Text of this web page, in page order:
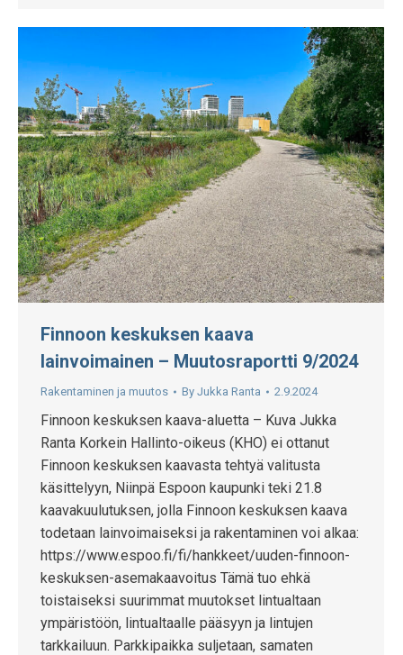
Finnoon keskuksen kaava
lainvoimainen – Muutosraportti 9/2024
Rakentaminen ja muutos By Jukka Ranta 2.9.2024
Finnoon keskuksen kaava-aluetta – Kuva Jukka
Ranta Korkein Hallinto-oikeus (KHO) ei ottanut
Finnoon keskuksen kaavasta tehtyä valitusta
käsittelyyn, Niinpä Espoon kaupunki teki 21.8
kaavakuulutuksen, jolla Finnoon keskuksen kaava
todetaan lainvoimaiseksi ja rakentaminen voi alkaa:
https://www.espoo.fi/fi/hankkeet/uuden-finnoon-
keskuksen-asemakaavoitus Tämä tuo ehkä
toistaiseksi suurimmat muutokset lintualtaan
ympäristöön, lintualtaalle pääsyyn ja lintujen
tarkkailuun. Parkkipaikka suljetaan, samaten